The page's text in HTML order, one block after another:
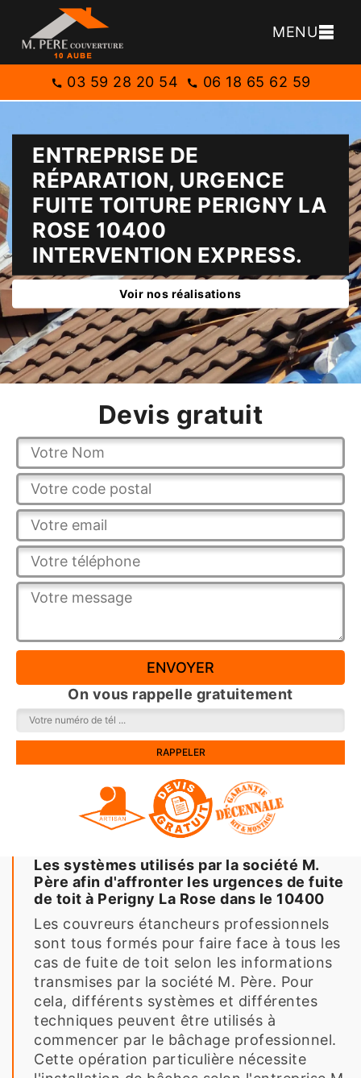
MENU
03 59 28 20 54 06 18 65 62 59
ENTREPRISE DE
RÉPARATION, URGENCE
FUITE TOITURE PERIGNY LA
ROSE 10400
INTERVENTION EXPRESS.
Voir nos réalisations
Devis gratuit
On vous rappelle gratuitement
Les systèmes utilisés par la société M.
Père afin d'affronter les urgences de fuite
de toit à Perigny La Rose dans le 10400
Les couvreurs étancheurs professionnels
sont tous formés pour faire face à tous les
cas de fuite de toit selon les informations
transmises par la société M. Père. Pour
cela, différents systèmes et différentes
techniques peuvent être utilisés à
commencer par le bâchage professionnel.
Cette opération particulière nécessite